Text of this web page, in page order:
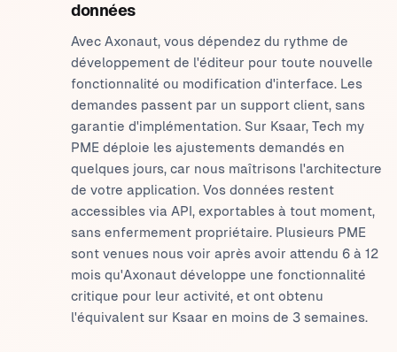
données
Avec Axonaut, vous dépendez du rythme de
développement de l'éditeur pour toute nouvelle
fonctionnalité ou modification d'interface. Les
demandes passent par un support client, sans
garantie d'implémentation. Sur Ksaar, Tech my
PME déploie les ajustements demandés en
quelques jours, car nous maîtrisons l'architecture
de votre application. Vos données restent
accessibles via API, exportables à tout moment,
sans enfermement propriétaire. Plusieurs PME
sont venues nous voir après avoir attendu 6 à 12
mois qu'Axonaut développe une fonctionnalité
critique pour leur activité, et ont obtenu
l'équivalent sur Ksaar en moins de 3 semaines.